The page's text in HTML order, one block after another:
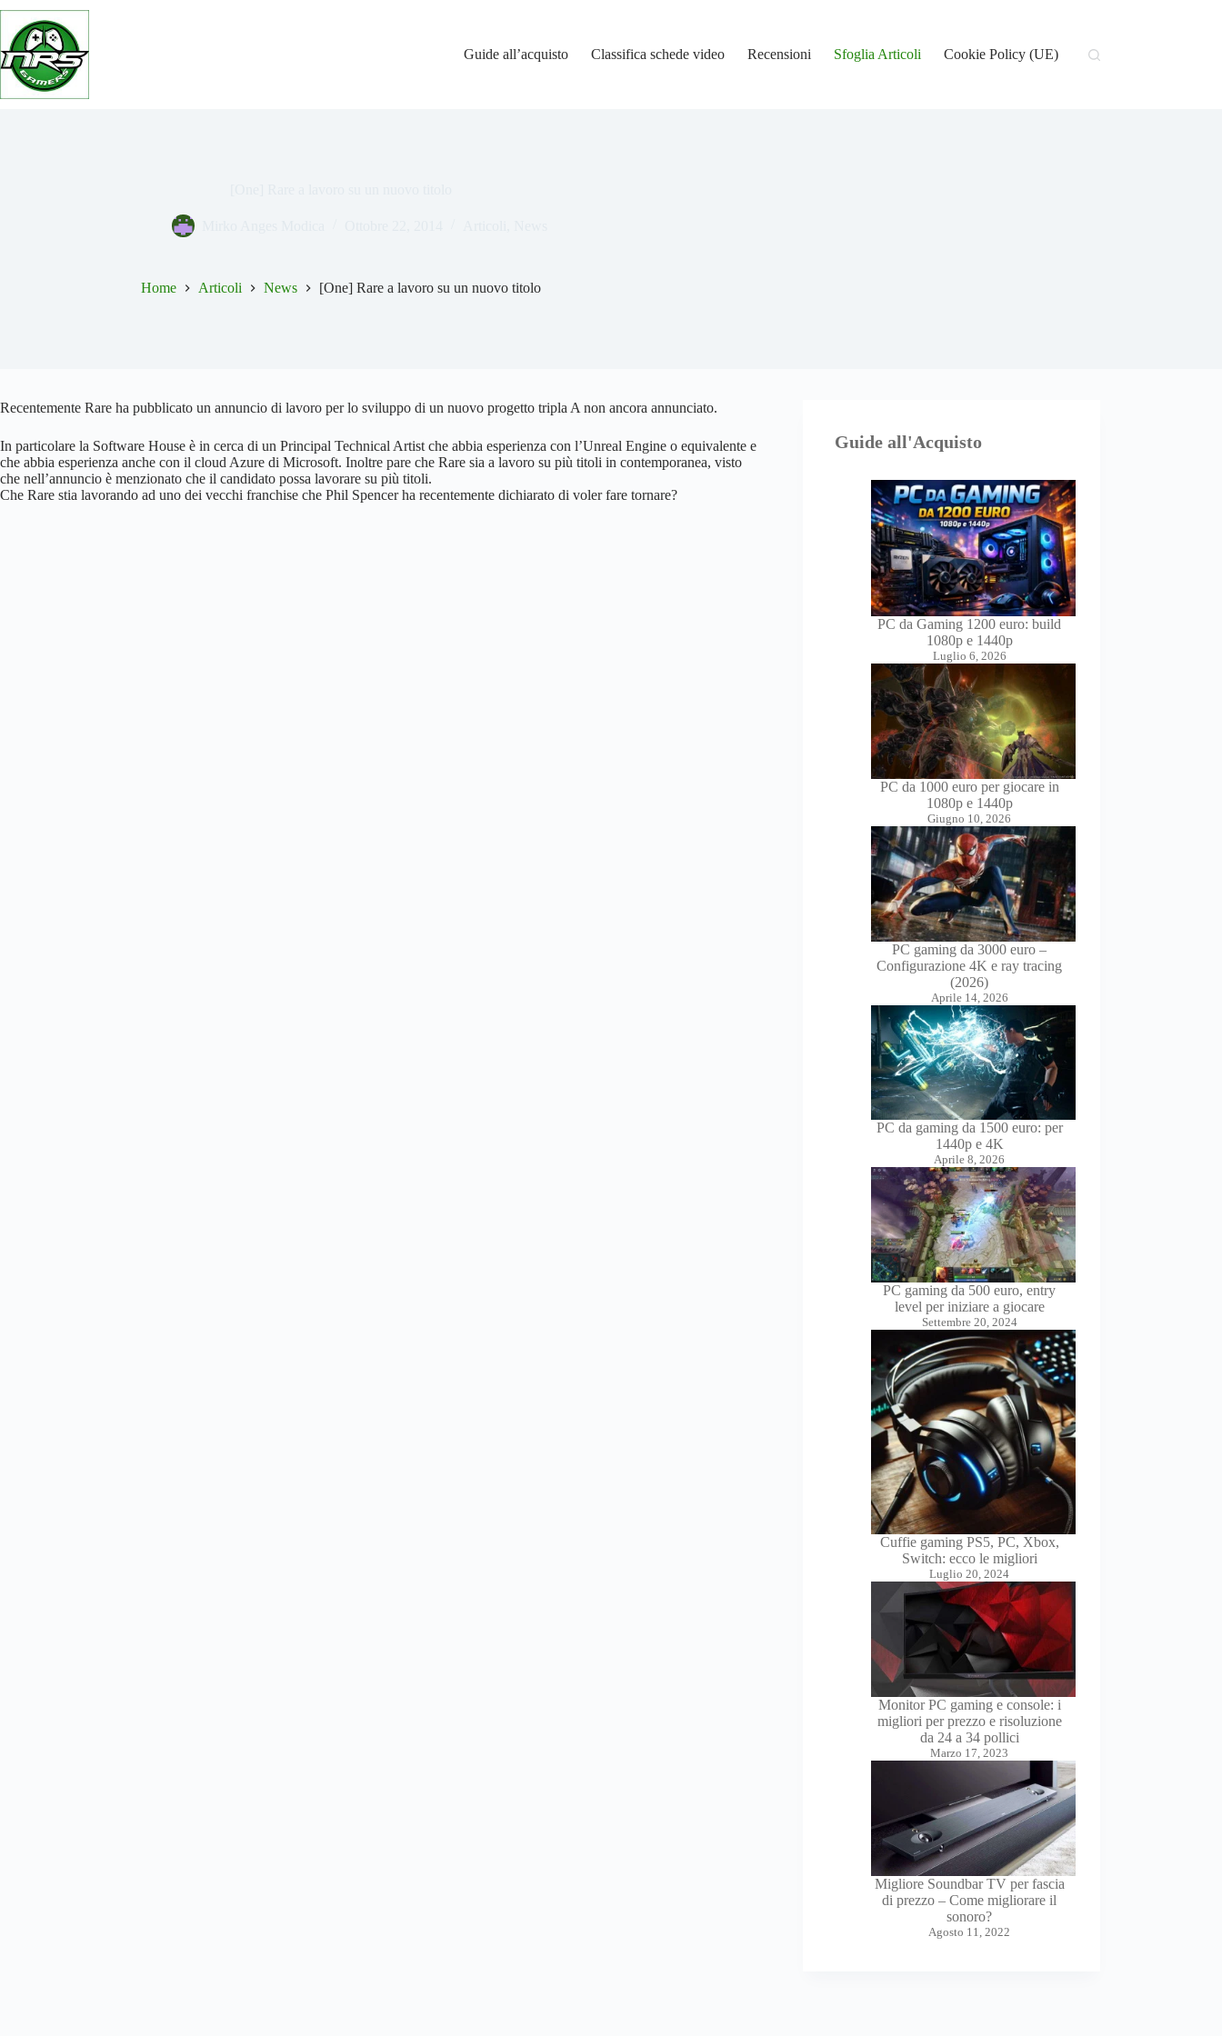
Salta
contenuto
Guide all’acquisto
Classifica schede video Recensioni Sfoglia Articoli Cookie Policy (UE)
Home Articoli News [One] Rare a lavoro su un nuovo titolo
Recentemente Rare ha pubblicato un annuncio di lavoro per lo sviluppo di un nuovo progetto tripla A non ancora annunciato.
In particolare la Software House è in cerca di un Principal Technical Artist che abbia esperienza con l’Unreal Engine o equivalente e
che abbia esperienza anche con il cloud Azure di Microsoft. Inoltre pare che Rare sia a lavoro su più titoli in contemporanea, visto
che nell’annuncio è menzionato che il candidato possa lavorare su più titoli.
Che Rare stia lavorando ad uno dei vecchi franchise che Phil Spencer ha recentemente dichiarato di voler fare tornare?
Guide all'Acquisto
PC da Gaming 1200 euro: build
1080p e 1440p
Luglio 6, 2026
PC da 1000 euro per giocare in
1080p e 1440p
Giugno 10, 2026
PC gaming da 3000 euro –
Configurazione 4K e ray tracing
(2026)
Aprile 14, 2026
PC da gaming da 1500 euro: per
1440p e 4K
Aprile 8, 2026
PC gaming da 500 euro, entry
level per iniziare a giocare
Settembre 20, 2024
Cuffie gaming PS5, PC, Xbox,
Switch: ecco le migliori
Luglio 20, 2024
Monitor PC gaming e console: i
migliori per prezzo e risoluzione
da 24 a 34 pollici
Marzo 17, 2023
Migliore Soundbar TV per fascia
di prezzo – Come migliorare il
sonoro?
Agosto 11, 2022